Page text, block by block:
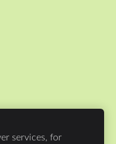
services, for